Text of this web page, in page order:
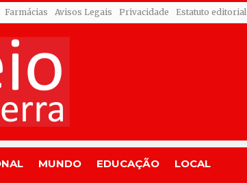
Farmácias Avisos Legais Privacidade Estatuto editorial
MUNDO EDUCAÇÃO LOCAL